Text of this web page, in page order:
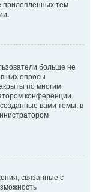
прилепленных тем
больше не
них опросы
по многим
конференции.
вами темы, в
связанные с